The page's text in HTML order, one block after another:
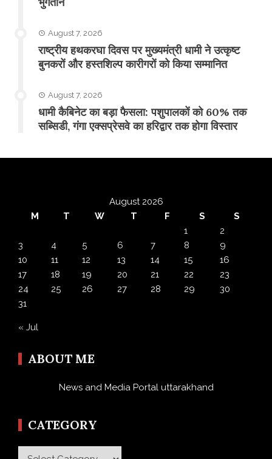
August 7, 2026
राष्ट्रीय हथकरघा दिवस पर मुख्यमंत्री धामी ने उत्कृष्ट
बुनकरों और हस्तशिल्प कारीगरों को किया सम्मानित
August 7, 2026
​धामी कैबिनेट का बड़ा फैसला: पशुपालकों को 60% तक
सब्सिडी, गंगा एक्सप्रेसवे का हरिद्वार तक होगा विस्तार
August 2026
M
T W T F S
S
1
2
3
4 5 6 7 8
9
10
11 12 13 14 15
16
17
18 19 20 21 22
23
24
25 26 27 28 29
30
31
« Jul
ABOUT ME
News and Media Portal uttarakhand
CATEGORY
Category